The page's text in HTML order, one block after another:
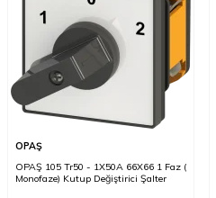
OPAŞ
OPAŞ 105 Tr50 - 1X50A 66X66 1 Faz (
Monofaze) Kutup Değiştirici Şalter